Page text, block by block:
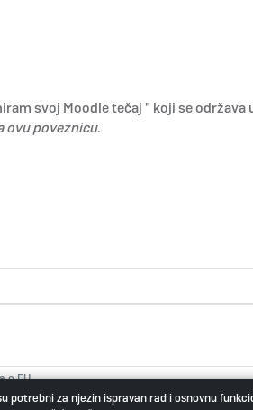
potrebni za njezin ispravan rad i osnovnu
svoj Moodle tečaj " koji se
ovu poveznicu.
o EU